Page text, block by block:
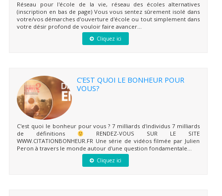
Réseau pour l'école de la vie, réseau des écoles alternatives
(inscription en bas de page) Vous vous sentez sûrement isolé dans
votre/vos démarches d'ouverture d'école ou tout simplement dans
votre désir profond de vouloir faire avancer...
Cliquez ici
C’EST QUOI LE BONHEUR POUR
VOUS?
C'est quoi le bonheur pour vous ? 7 milliards d'individus 7 milliards
de définitions
RENDEZ-VOUS SUR LE SITE
WWW.CITATIONBONHEUR.FR Une série de vidéos filmée par Julien
Peron à travers le monde autour d'une question fondamentale...
Cliquez ici